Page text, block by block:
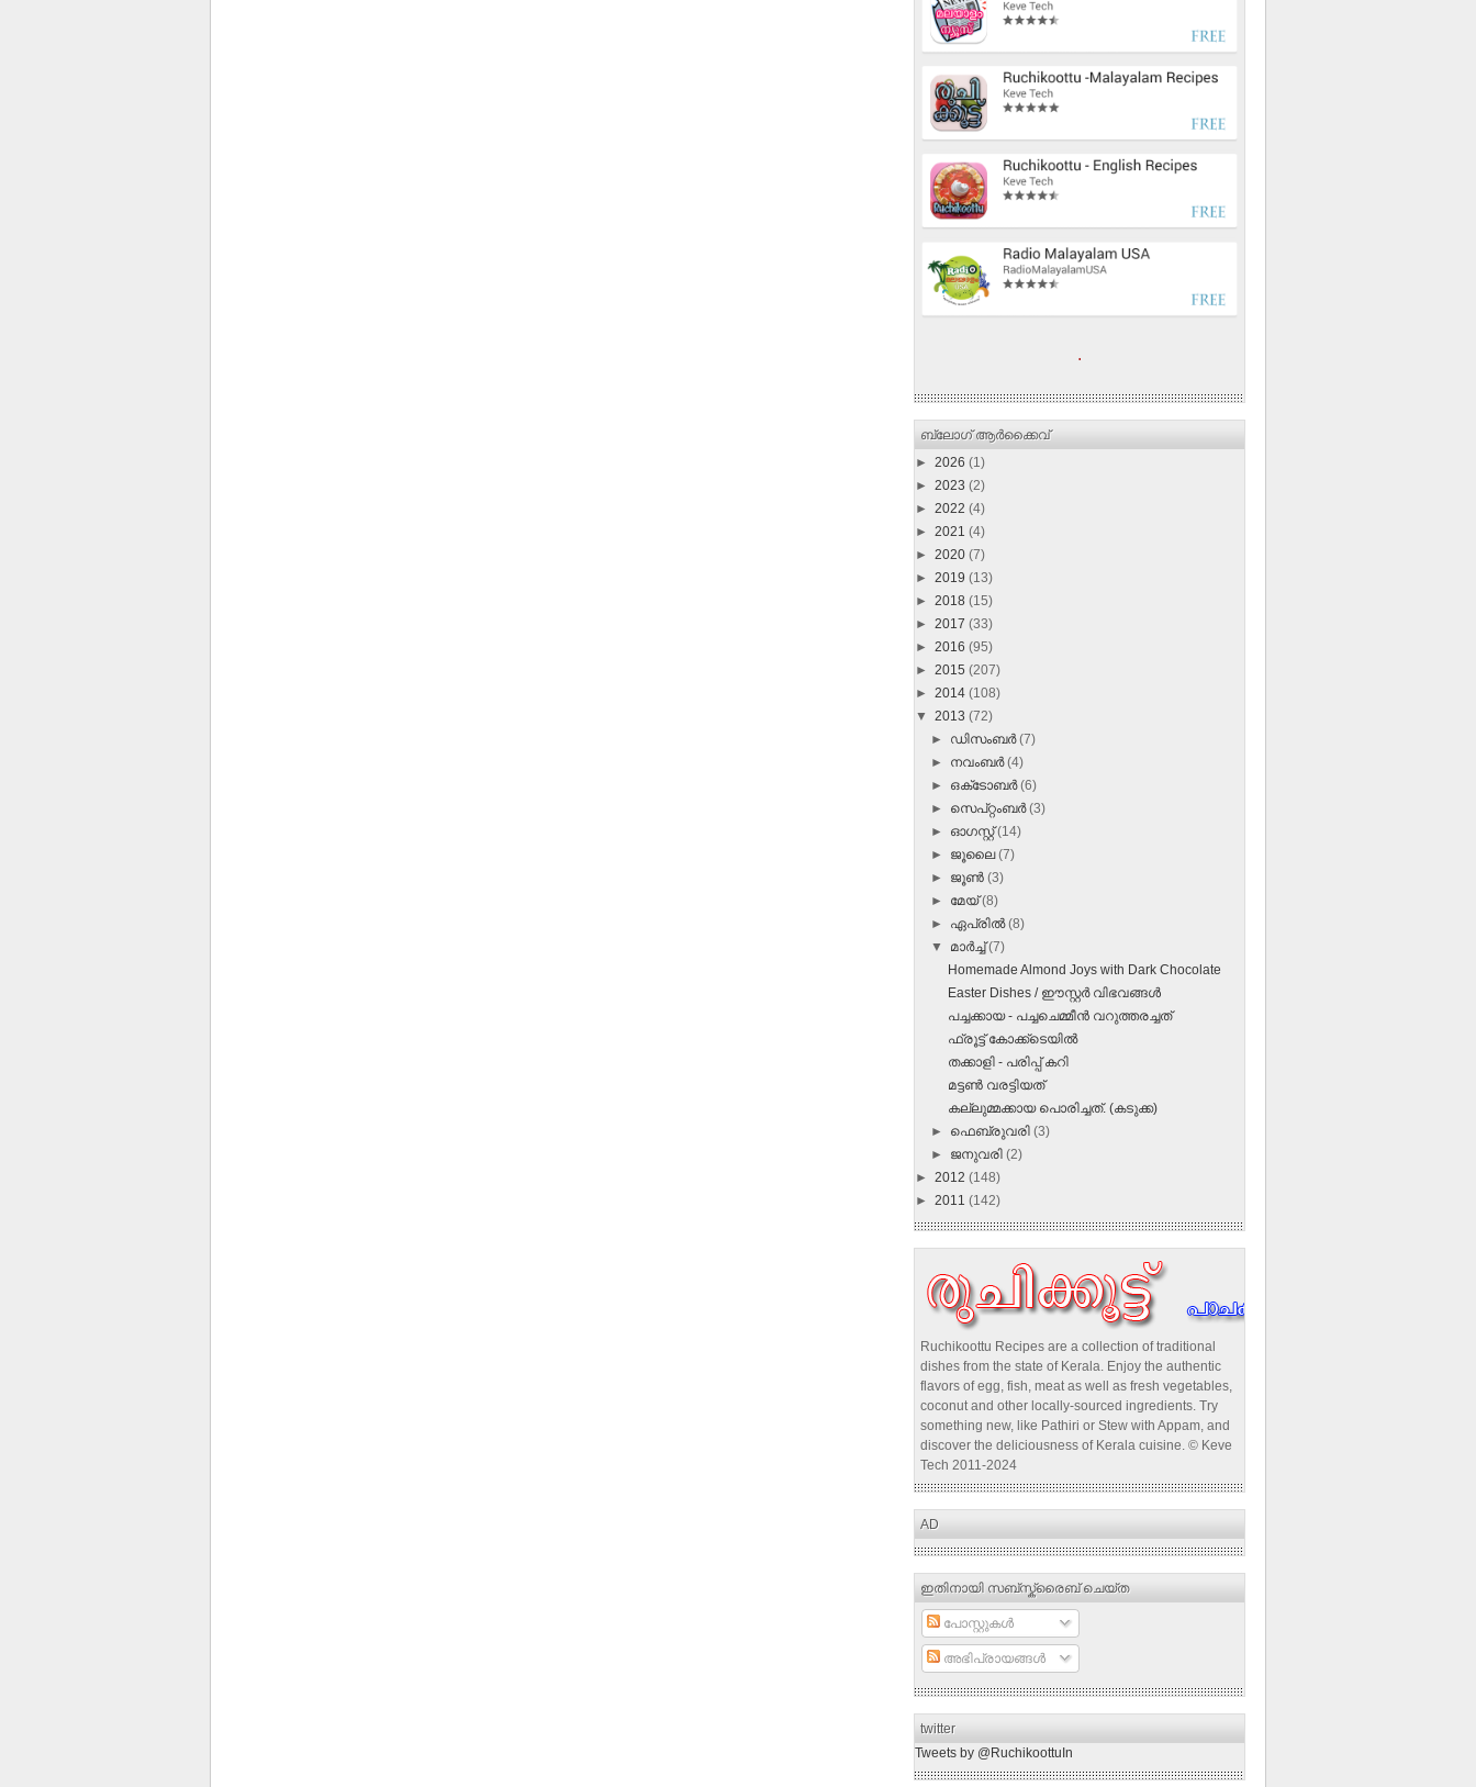
.
ബ്ലോഗ് ആര്‍ക്കൈവ്
► 2026 (1)
► 2023 (2)
► 2022 (4)
► 2021 (4)
► 2020 (7)
► 2019 (13)
► 2018 (15)
► 2017 (33)
► 2016 (95)
► 2015 (207)
► 2014 (108)
▼ 2013 (72)
► ഡിസംബർ(7)
► നവംബർ(4)
► ഒക്‌ടോബർ(6)
► സെപ്റ്റംബർ(3)
► ഓഗസ്റ്റ്(14)
► ജൂലൈ(7)
► ജൂൺ(3)
► മേയ്(8)
► ഏപ്രിൽ(8)
▼ മാർച്ച്(7)
Homemade Almond Joys with Dark Chocolate
Easter Dishes / ഈസ്റ്റര്‍ വിഭവങ്ങള്‍
പച്ചക്കായ - പച്ചചെമ്മീൻ വറുത്തരച്ചത്
ഫ്രൂട്ട് കോക്ക്ടെയിൽ
തക്കാളി - പരിപ്പ് കറി
മട്ടണ്‍ വരട്ടിയത്
കല്ലുമ്മക്കായ പൊരിച്ചത്. (കടുക്ക)
► ഫെബ്രുവരി(3)
► ജനുവരി(2)
► 2012 (148)
► 2011 (142)
Ruchikoottu Recipes are a collection of traditional
dishes from the state of Kerala. Enjoy the authentic
flavors of egg, fish, meat as well as fresh vegetables,
coconut and other locally-sourced ingredients. Try
something new, like Pathiri or Stew with Appam, and
discover the deliciousness of Kerala cuisine. © Keve
Tech 2011-2024
AD
ഇതിനായി സബ്‌സ്ക്രൈബ് ചെയ്ത
പോസ്റ്റുകള്‍
അഭിപ്രായങ്ങള്‍
twitter
Tweets by @RuchikoottuIn